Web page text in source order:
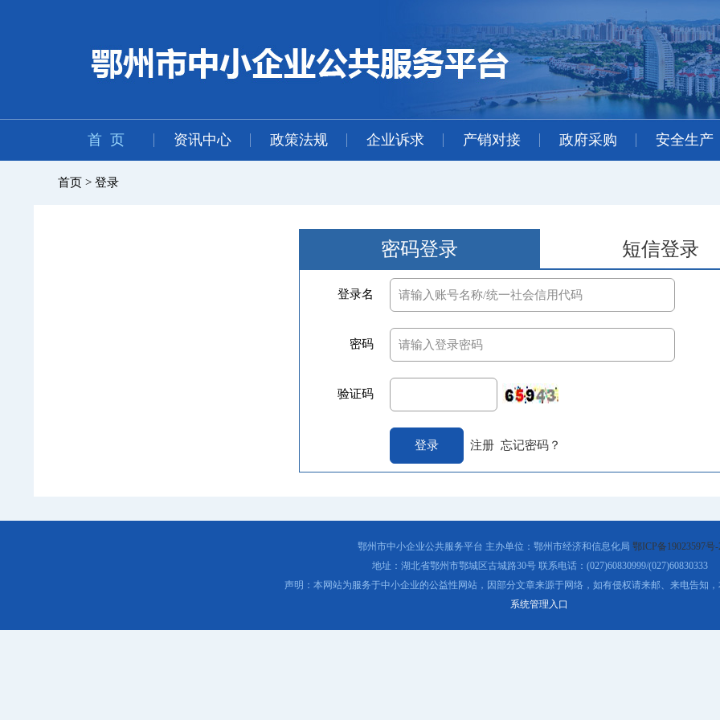
首 页 资讯中心 政策法规 企业诉求 产销对接 政府采购 安全生产
首页 > 登录
密码登录 短信登录
登录名
密码
验证码
注册 忘记密码？
鄂州市中小企业公共服务平台 主办单位：鄂州市经济和信息化局 鄂ICP备19023597号-
地址：湖北省鄂州市鄂城区古城路30号 联系电话：(027)60830999/(027)60830333
声明：本网站为服务于中小企业的公益性网站，因部分文章来源于网络，如有侵权请来邮、来电告知，
系统管理入口